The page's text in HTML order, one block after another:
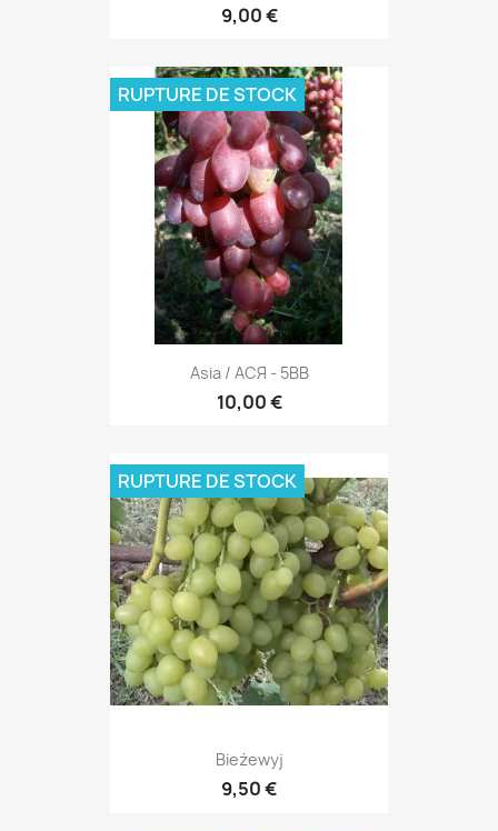
9,00 €
Asia / АСЯ - 5BB
10,00 €
RUPTURE DE STOCK
Bieżewyj
9,50 €
RUPTURE DE STOCK